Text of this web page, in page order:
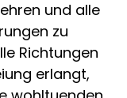
und alle
zu
Richtungen
erlangt,